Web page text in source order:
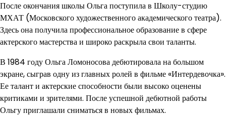
После окончания школы Ольга поступила в Школу-студию
МХАТ (Московского художественного академического театра).
Здесь она получила профессиональное образование в сфере
актерского мастерства и широко раскрыла свои таланты.
В 1984 году Ольга Ломоносова дебютировала на большом
экране, сыграв одну из главных ролей в фильме «Интердевочка».
Ее талант и актерские способности были высоко оценены
критиками и зрителями. После успешной дебютной работы
Ольгу приглашали сниматься в новых фильмах.